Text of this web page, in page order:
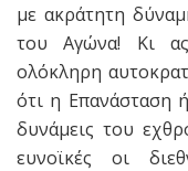
με ακράτητη
του Αγώνα! Κι ας
ολόκληρη
ότι η Επανάσταση
δυνάμεις του
ευνοϊκές οι